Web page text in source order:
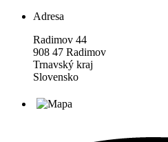
Adresa
Radimov 44
908 47 Radimov
Trnavský kraj
Slovensko